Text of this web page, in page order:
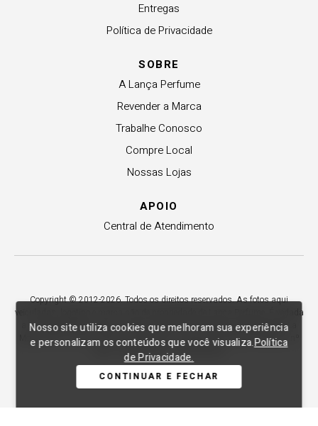
Nosso site utiliza cookies que melhoram sua experiência
e personalizam os conteúdos que você visualiza.Política
de Privacidade.
CONTINUAR E FECHAR
Entregas
Política de Privacidade
SOBRE
A Lança Perfume
Revender a Marca
Trabalhe Conosco
Compre Local
Nossas Lojas
APOIO
Central de Atendimento
Copyright © 2012-2026. Todos os direitos reservados. As fotos aqui
veiculadas, logotipo e marca são de propriedade de Lança Perfume. É vedada
a sua reprodução, total ou parcial. Indústria e Comércio de Confecções La
Moda LTDA - CNPJ 79.653.119/0009-70 – Acesso estadual Rio Maina, nº
1925 - Vila Macarini - Criciúma/SC.